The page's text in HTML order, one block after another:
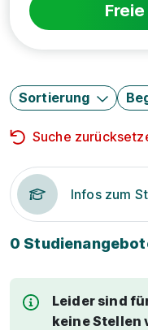
Sortierung
Suche
Infos zum
0
Leider sind
keine Stellen